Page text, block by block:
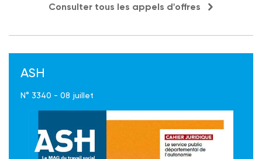
Consulter tous les appels d'offres
ASH
N° 3340 - 08 juillet